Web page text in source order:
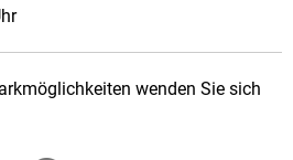
wenden Sie sich